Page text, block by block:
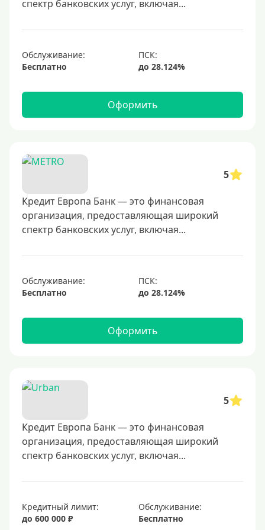
60000 руб
70000 руб
100000 руб
350000 руб
500000 руб
600000 руб
700000 руб
1000000 руб
С небольшим лимитом
С большим лимитом
Тип карты
Visa
UnionPay
Мир
Platinum
Золотые
Черные
спектр банковских услуг, включая...
Обслуживание:
Бесплатно
Оформить
5
Кредит Европа Банк — это финансовая
организация, предоставляющая широкий
спектр банковских услуг, включая...
Обслуживание:
Бесплатно
Оформить
5
Кредит Европа Банк — это финансовая
организация, предоставляющая широкий
спектр банковских услуг, включая...
Кредитный лимит:
до 600 000 ₽
Обслуживание:
Бесплатно